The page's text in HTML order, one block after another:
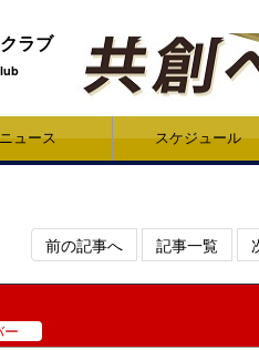
ラブ
ュース スケジュール
前の記事へ 記事一覧
ー